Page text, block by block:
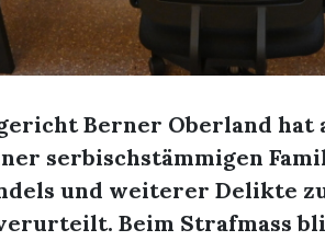
Berner Oberland hat
serbischstämmigen
und weiterer Delikte
Beim Strafmass